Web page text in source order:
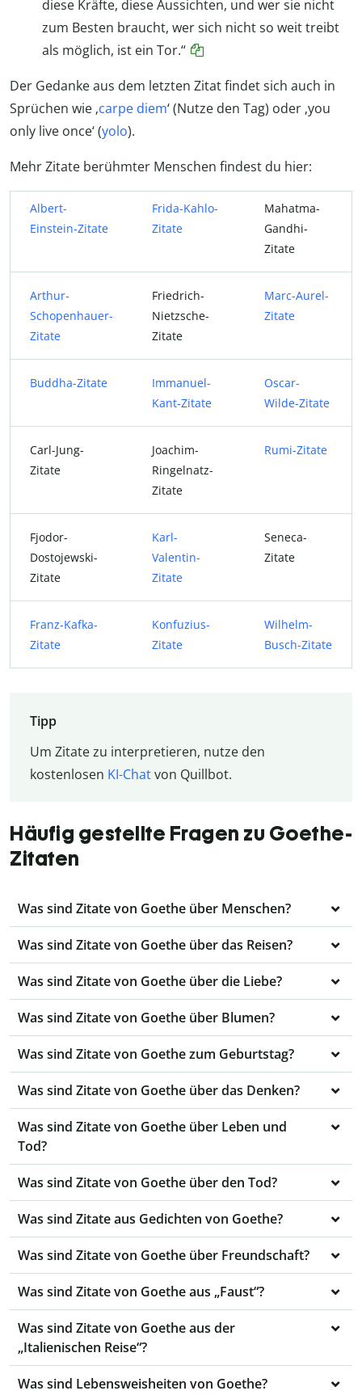
diese Kräfte, diese Aussichten, und wer sie nicht
zum Besten braucht, wer sich nicht so weit treibt
als möglich, ist ein Tor.“
Der Gedanke aus dem letzten Zitat findet sich auch in
Sprüchen wie ‚carpe diem‘ (Nutze den Tag) oder ‚you
only live once‘ (yolo).
Mehr Zitate berühmter Menschen findest du hier:
Albert-
Einstein-Zitate
Frida-Kahlo-
Zitate
Mahatma-
Gandhi-
Zitate
Arthur-
Schopenhauer-
Zitate
Friedrich-
Nietzsche-
Zitate
Marc-Aurel-
Zitate
Buddha-Zitate
Immanuel-
Kant-Zitate
Oscar-
Wilde-Zitate
Carl-Jung-
Zitate
Joachim-
Ringelnatz-
Zitate
Rumi-Zitate
Fjodor-
Dostojewski-
Zitate
Karl-
Valentin-
Zitate
Seneca-
Zitate
Franz-Kafka-
Zitate
Konfuzius-
Zitate
Wilhelm-
Busch-Zitate
Tipp
Um Zitate zu interpretieren, nutze den
kostenlosen KI-Chatvon Quillbot.
Häufig gestellte Fragen zu Goethe-
Zitaten
Was sind Zitate von Goethe über Menschen?
Was sind Zitate von Goethe über das Reisen?
Was sind Zitate von Goethe über die Liebe?
Was sind Zitate von Goethe über Blumen?
Was sind Zitate von Goethe zum Geburtstag?
Was sind Zitate von Goethe über das Denken?
Was sind Zitate von Goethe über Leben und
Tod?
Was sind Zitate von Goethe über den Tod?
Was sind Zitate aus Gedichten von Goethe?
Was sind Zitate von Goethe über Freundschaft?
Was sind Zitate von Goethe aus „Faust“?
Was sind Zitate von Goethe aus der
„Italienischen Reise“?
Was sind Lebensweisheiten von Goethe?